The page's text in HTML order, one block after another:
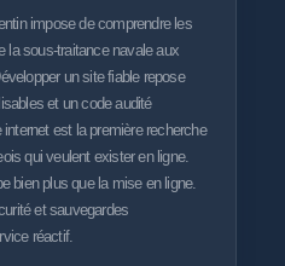
impose de comprendre les
la sous-traitance navale aux
un site fiable repose
et un code audité
est la première recherche
qui veulent exister en ligne.
bien plus que la mise en ligne.
et sauvegardes
réactif.